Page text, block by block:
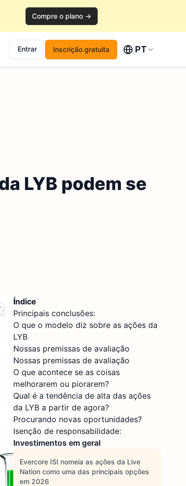
Compre o plano →
Entrar Inscrição gratuita PT
LYB podem se
Índice
Principais conclusões:
O que o modelo diz sobre as ações da
LYB
Nossas premissas de avaliação
Nossas premissas de avaliação
O que acontece se as coisas
melhorarem ou piorarem?
Qual é a tendência de alta das ações
da LYB a partir de agora?
Procurando novas oportunidades?
Isenção de responsabilidade:
Investimentos em geral
Evercore ISI nomeia as ações da Live
Nation como uma das principais opções
em 2026